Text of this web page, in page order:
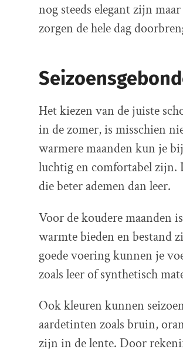
nog steeds elegant zijn
zorgen de hele dag
Het kiezen van de juiste
in de zomer, is misschien
warmere maanden kun je
luchtig en comfortabel zijn.
die beter ademen dan leer.
Voor de koudere maanden
warmte bieden en bestand
goede voering kunnen je
zoals leer of synthetisch
Ook kleuren kunnen
aardetinten zoals bruin,
zijn in de lente. Door